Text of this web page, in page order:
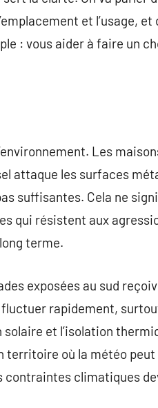
et l’usage,
: vous aider à faire un
Les
attaque les surfaces
suffisantes. Cela ne
qui résistent aux
terme.
exposées au sud
rapidement,
et l’isolation
où la météo
climatiques